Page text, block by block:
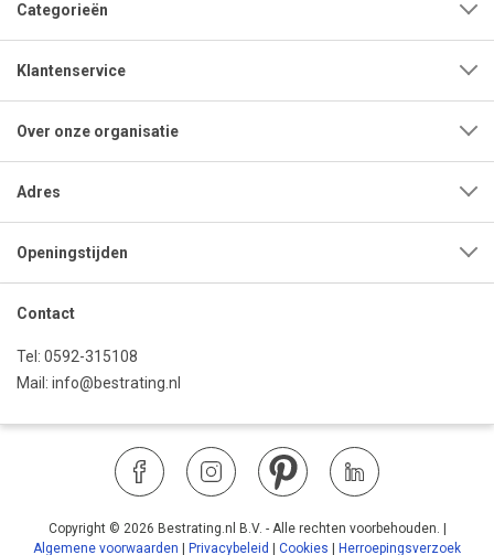
Categorieën
Klantenservice
Over onze organisatie
Adres
Openingstijden
Contact
Tel: 0592-315108
Mail: info@bestrating.nl
Copyright © 2026 Bestrating.nl B.V. - Alle rechten voorbehouden.
Algemene voorwaarden
Privacybeleid Cookies Herroepingsverzoek